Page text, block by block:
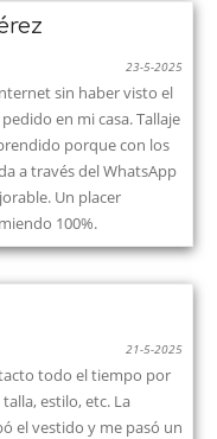
23-5-2025
sin haber visto el
en mi casa. Tallaje
porque con los
a través del WhatsApp
Un placer
100%.
21-5-2025
todo el tiempo por
estilo, etc. La
el vestido y me pasó un